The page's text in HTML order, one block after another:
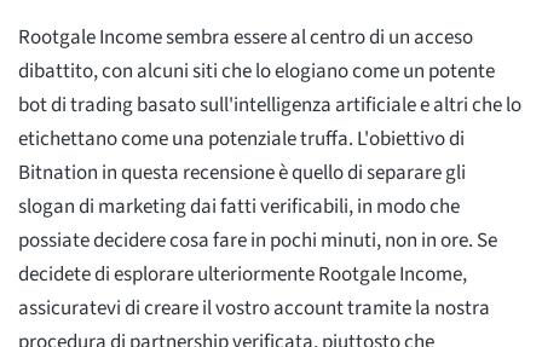
Rootgale Income sembra essere al centro di un acceso
dibattito, con alcuni siti che lo elogiano come un potente
bot di trading basato sull'intelligenza artificiale e altri che lo
etichettano come una potenziale truffa. L'obiettivo di
Bitnation in questa recensione è quello di separare gli
slogan di marketing dai fatti verificabili, in modo che
possiate decidere cosa fare in pochi minuti, non in ore. Se
decidete di esplorare ulteriormente Rootgale Income,
assicuratevi di creare il vostro account tramite la nostra